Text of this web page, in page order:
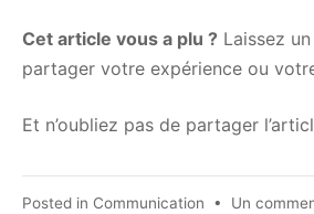
Cet article vous a plu ? Laissez
partager votre expérience ou
Et n’oubliez pas de partager
Posted in Communication • Un